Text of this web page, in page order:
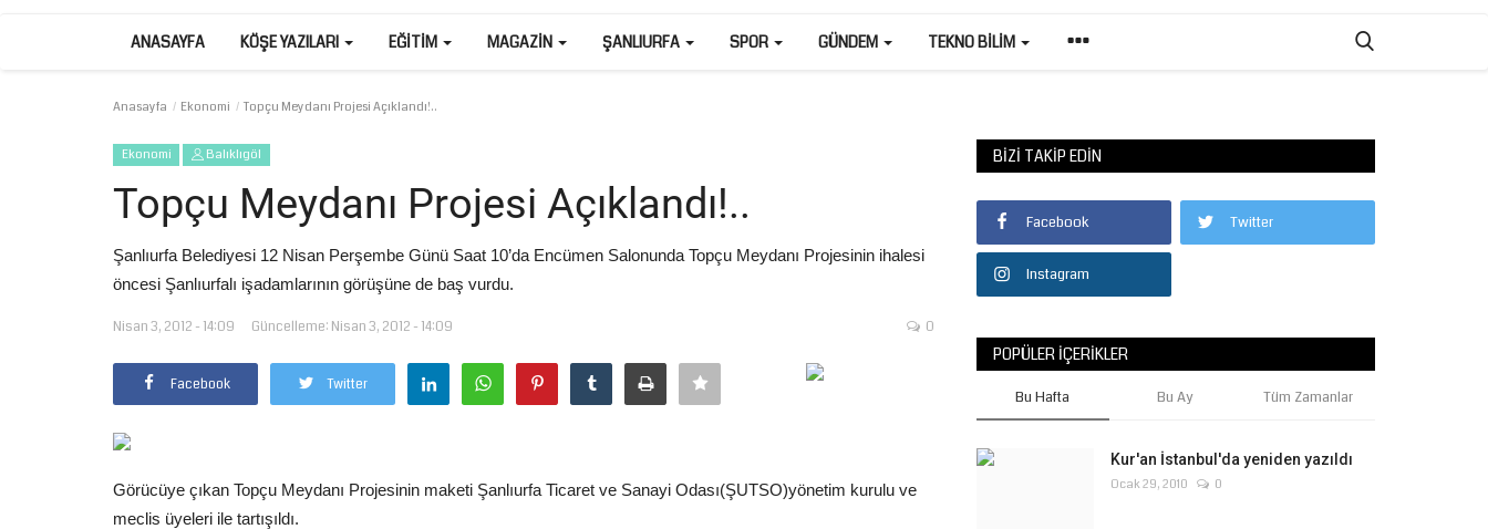
ANASAYFA KÖŞE YAZILARI EĞITIM MAGAZIN ŞANLIURFA SPOR GÜNDEM TEKNO BILIM
Anasayfa Ekonomi Topçu Meydanı Projesi Açıklandı!..
Ekonomi Balıklıgöl
Topçu Meydanı Projesi Açıklandı!..
Şanlıurfa Belediyesi 12 Nisan Perşembe Günü Saat 10’da Encümen Salonunda Topçu Meydanı Projesinin ihalesi
öncesi Şanlıurfalı işadamlarının görüşüne de baş vurdu.
Nisan 3, 2012 - 14:09 Güncelleme: Nisan 3, 2012 - 14:09 0
Facebook Twitter
Görücüye çıkan Topçu Meydanı Projesinin maketi Şanlıurfa Ticaret ve Sanayi Odası(ŞUTSO)yönetim kurulu ve
meclis üyeleri ile tartışıldı.
BIZI TAKIP EDIN
Facebook Twitter
Instagram
POPÜLER İÇERIKLER
Bu Hafta Bu Ay Tüm Zamanlar
Kur'an İstanbul'da yeniden yazıldı
Ocak 29, 2010 0